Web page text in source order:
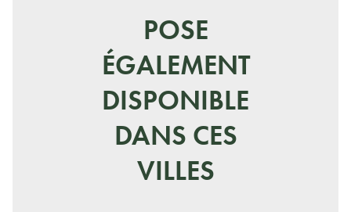
POSE
ÉGALEMENT
DISPONIBLE
DANS CES
VILLES